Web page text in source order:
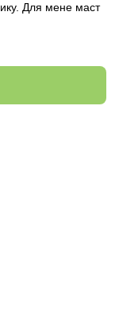
Для мене маст